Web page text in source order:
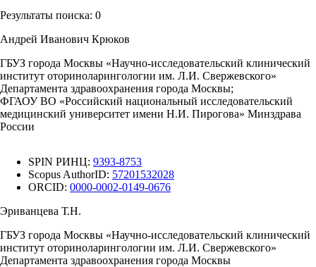
Результаты поиска: 0
Андрей Иванович Крюков
ГБУЗ города Москвы «Научно-исследовательский клинический
институт оториноларингологии им. Л.И. Свержевского»
Департамента здравоохранения города Москвы;
ФГАОУ ВО «Российский национальный исследовательский
медицинский университет имени Н.И. Пирогова» Минздрава
России
SPIN РИНЦ: 9393-8753
Scopus AuthorID: 57201532028
ORCID: 0000-0002-0149-0676
Эриванцева Т.Н.
ГБУЗ города Москвы «Научно-исследовательский клинический
институт оториноларингологии им. Л.И. Свержевского»
Департамента здравоохранения города Москвы